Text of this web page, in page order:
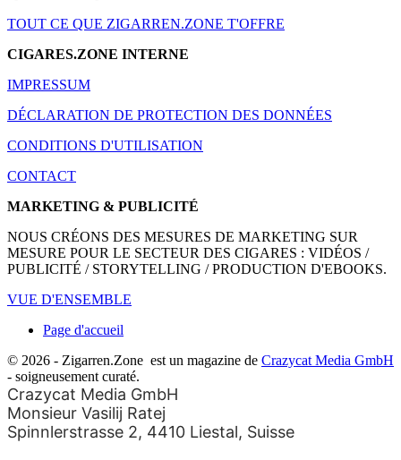
TOUT CE QUE ZIGARREN.ZONE T'OFFRE
CIGARES.ZONE INTERNE
IMPRESSUM
DÉCLARATION DE PROTECTION DES DONNÉES
CONDITIONS D'UTILISATION
CONTACT
MARKETING & PUBLICITÉ
NOUS CRÉONS DES MESURES DE MARKETING SUR
MESURE POUR LE SECTEUR DES CIGARES : VIDÉOS /
PUBLICITÉ / STORYTELLING / PRODUCTION D'EBOOKS.
VUE D'ENSEMBLE
Page d'accueil
© 2026 - Zigarren.Zone est un magazine de Crazycat Media GmbH
- soigneusement curaté.
Crazycat Media GmbH
Monsieur Vasilij Ratej
Spinnlerstrasse 2, 4410 Liestal, Suisse